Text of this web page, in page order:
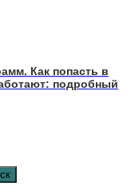
Как попасть в
подробный